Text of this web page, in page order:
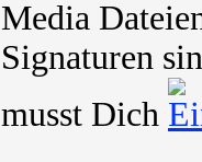
Media
Signaturen
musst Dich